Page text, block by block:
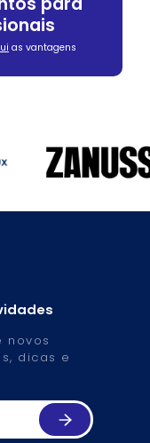
as vantagens
novos
dicas e